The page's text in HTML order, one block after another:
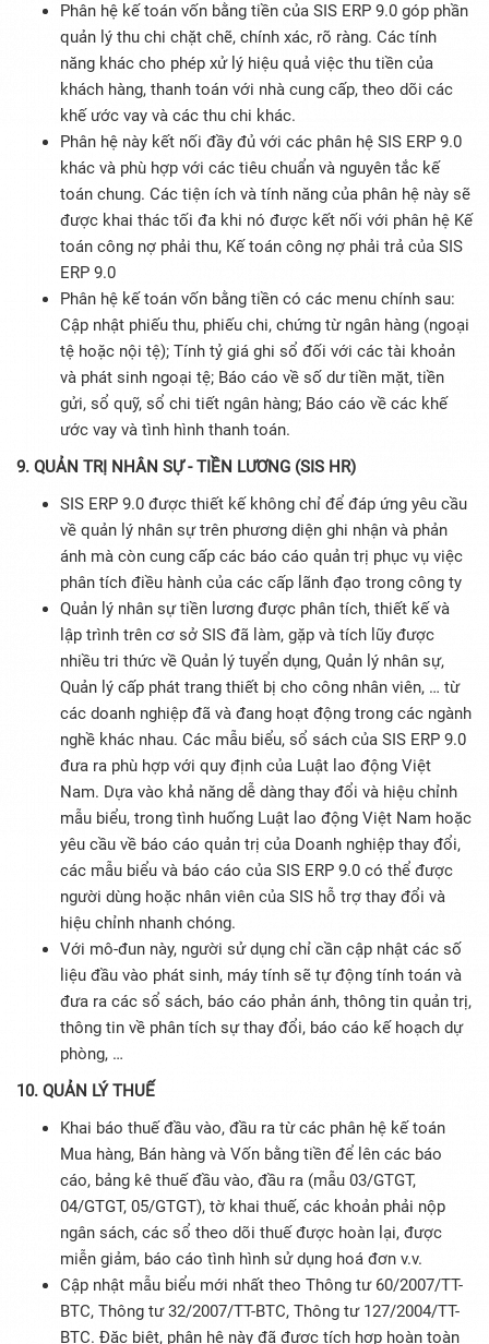
Phân hệ kế toán vốn bằng tiền của SIS ERP 9.0 góp phần
quản lý thu chi chặt chẽ, chính xác, rõ ràng. Các tính
năng khác cho phép xử lý hiệu quả việc thu tiền của
khách hàng, thanh toán với nhà cung cấp, theo dõi các
khế ước vay và các thu chi khác.
Phân hệ này kết nối đầy đủ với các phân hệ SIS ERP 9.0
khác và phù hợp với các tiêu chuẩn và nguyên tắc kế
toán chung. Các tiện ích và tính năng của phân hệ này sẽ
được khai thác tối đa khi nó được kết nối với phân hệ Kế
toán công nợ phải thu, Kế toán công nợ phải trả của SIS
ERP 9.0
Phân hệ kế toán vốn bằng tiền có các menu chính sau:
Cập nhật phiếu thu, phiếu chi, chứng từ ngân hàng (ngoại
tệ hoặc nội tệ); Tính tỷ giá ghi sổ đối với các tài khoản
và phát sinh ngoại tệ; Báo cáo về số dư tiền mặt, tiền
gửi, sổ quỹ, sổ chi tiết ngân hàng; Báo cáo về các khế
ước vay và tình hình thanh toán.
9. QUẢN TRỊ NHÂN SỰ - TIỀN LƯƠNG (SIS HR)
SIS ERP 9.0 được thiết kế không chỉ để đáp ứng yêu cầu
về quản lý nhân sự trên phương diện ghi nhận và phản
ánh mà còn cung cấp các báo cáo quản trị phục vụ việc
phân tích điều hành của các cấp lãnh đạo trong công ty
Quản lý nhân sự tiền lương được phân tích, thiết kế và
lập trình trên cơ sở SIS đã làm, gặp và tích lũy được
nhiều tri thức về Quản lý tuyển dụng, Quản lý nhân sự,
Quản lý cấp phát trang thiết bị cho công nhân viên, … từ
các doanh nghiệp đã và đang hoạt động trong các ngành
nghề khác nhau. Các mẫu biểu, sổ sách của SIS ERP 9.0
đưa ra phù hợp với quy định của Luật lao động Việt
Nam. Dựa vào khả năng dễ dàng thay đổi và hiệu chỉnh
mẫu biểu, trong tình huống Luật lao động Việt Nam hoặc
yêu cầu về báo cáo quản trị của Doanh nghiệp thay đổi,
các mẫu biểu và báo cáo của SIS ERP 9.0 có thể được
người dùng hoặc nhân viên của SIS hỗ trợ thay đổi và
hiệu chỉnh nhanh chóng.
Với mô-đun này, người sử dụng chỉ cần cập nhật các số
liệu đầu vào phát sinh, máy tính sẽ tự động tính toán và
đưa ra các sổ sách, báo cáo phản ánh, thông tin quản trị,
thông tin về phân tích sự thay đổi, báo cáo kế hoạch dự
phòng, …
10. QUẢN LÝ THUẾ
Khai báo thuế đầu vào, đầu ra từ các phân hệ kế toán
Mua hàng, Bán hàng và Vốn bằng tiền để lên các báo
cáo, bảng kê thuế đầu vào, đầu ra (mẫu 03/GTGT,
04/GTGT, 05/GTGT), tờ khai thuế, các khoản phải nộp
ngân sách, các sổ theo dõi thuế được hoàn lại, được
miễn giảm, báo cáo tình hình sử dụng hoá đơn v.v.
Cập nhật mẫu biểu mới nhất theo Thông tư 60/2007/TT-
BTC, Thông tư 32/2007/TT-BTC, Thông tư 127/2004/TT-
BTC. Đặc biệt, phân hệ này đã được tích hợp hoàn toàn